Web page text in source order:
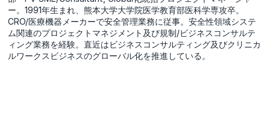
ー。1991年生まれ、熊本大学大学院医学教育部医科学専攻卒。
CRO/医療機器メーカーで安全管理業務に従事。安全性領域システ
ム関連のプロジェクトマネジメント及び規制/ビジネスコンサルテ
ィング業務を経験。直近はビジネスコンサルティング及びクリニカ
ルワークスビジネスのグローバル化を推進している。